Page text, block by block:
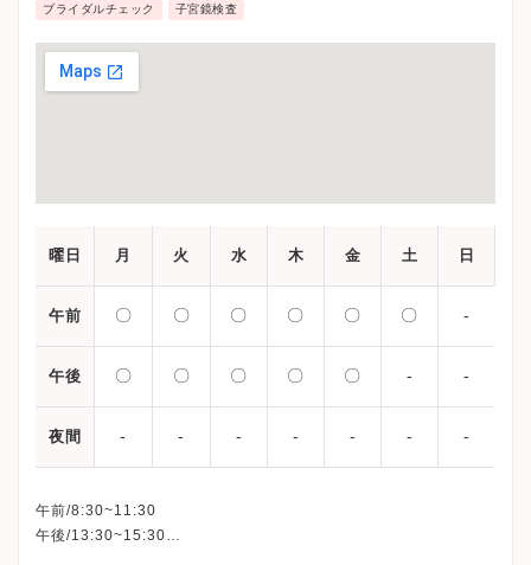
ブライダルチェック 子宮鏡検査
曜日 月 火 水 木 金 土 日
午前 〇 〇 〇 〇 〇 〇 -
午後 〇 〇 〇 〇 〇 - -
夜間 - - - - - - -
午前/8:30~11:30
午後/13:30~15:30